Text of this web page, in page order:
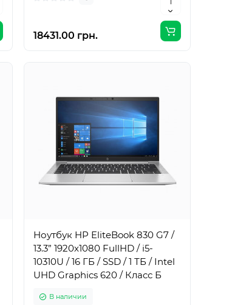
18431.00 грн.
Ноутбук HP EliteBook 830 G7 /
13.3” 1920x1080 FullHD / i5-
10310U / 16 ГБ / SSD / 1 ТБ / Intel
UHD Graphics 620 / Класс Б
В наличии